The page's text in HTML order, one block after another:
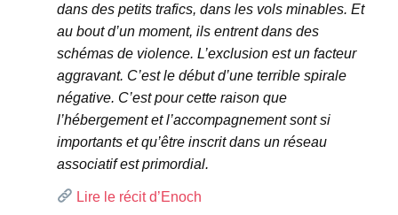
dans des petits trafics, dans les vols minables. Et
au bout d’un moment, ils entrent dans des
schémas de violence. L’exclusion est un facteur
aggravant. C’est le début d’une terrible spirale
négative. C’est pour cette raison que
l’hébergement et l’accompagnement sont si
importants et qu’être inscrit dans un réseau
associatif est primordial.
Lire le récit d’Enoch